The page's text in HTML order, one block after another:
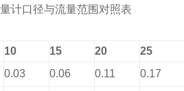
量计口径与流量范围对照表 （
10 15 20 25
0.03 0.06 0.11 0.17